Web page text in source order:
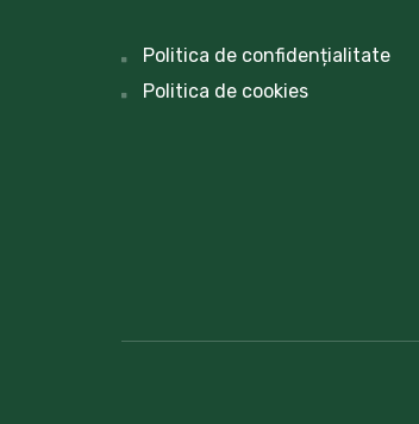
Politica de confidențialitate
Politica de cookies